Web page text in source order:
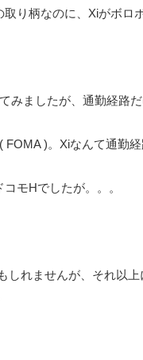
り柄なのに、Xiがボロ
みましたが、通勤経路
)。Xiなんて通勤経
モHでしたが。。。
れませんが、それ以上